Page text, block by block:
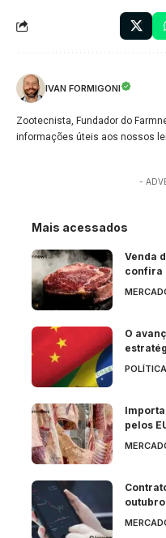
IVAN FORMIGONI
Zootecnista, Fundador do
informações úteis aos nossos
-
Mais acessados
Venda
confira
O
POLÍTICA
pelos